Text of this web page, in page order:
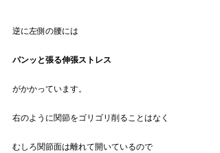
逆に左側の腰には
パンッと張る伸張ストレス
がかかっています。
右のように関節をゴリゴリ削ることはなく
むしろ関節面は離れて開いているので